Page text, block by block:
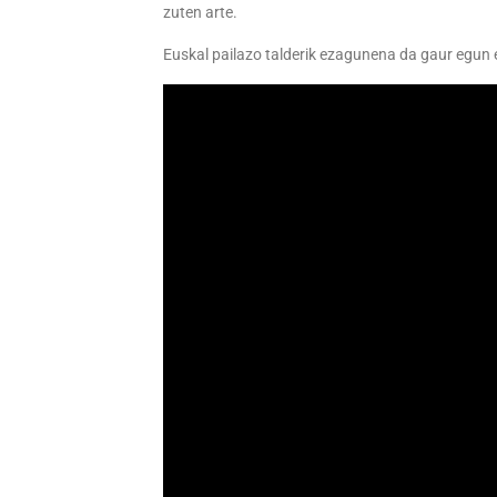
zuten arte.
Euskal pailazo talderik ezagunena da gaur